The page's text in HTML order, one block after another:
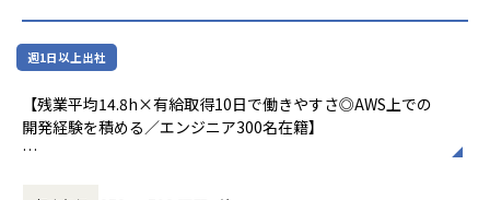
バックグラウンドを持つ優秀なエンジニアが在籍しておりま
【業務の変更の範囲】
無
◼️業務環境および部門内のコミュニケーションについて
・開発機は最新世代のMacBook Pro
※案件によってはWindowsのノートPCを貸与いたします
※案件によってはお客様側で採用しているソースコード管理
ツールとなります
・課題管理には、GitHub Issue / Redmineを採用
週1日以上出社
【残業平均14.8h×有給取得10日で働きやすさ◎AWS上での
開発経験を積める／エンジニア300名在籍】
メディアサイト／ECサイト等、顧客のWebシステム開発にお